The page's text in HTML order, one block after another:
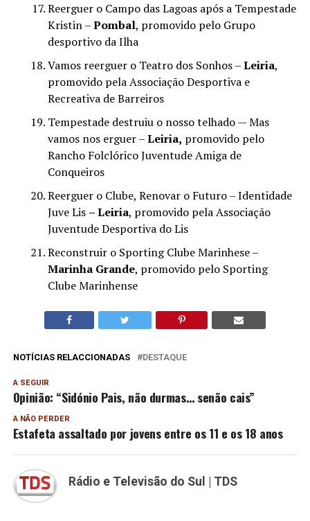
Reerguer o Campo das Lagoas após a Tempestade
Kristin –Pombal, promovido pelo Grupo
desportivo da Ilha
Vamos reerguer o Teatro dos Sonhos –Leiria,
promovido pela Associação Desportiva e
Recreativa de Barreiros
Tempestade destruiu o nosso telhado — Mas
vamos nos erguer –Leiria, promovido pelo
Rancho Folclórico Juventude Amiga de
Conqueiros
Reerguer o Clube, Renovar o Futuro – Identidade
Juve Lis – Leiria, promovido pela Associação
Juventude Desportiva do Lis
Reconstruir o Sporting Clube Marinhese –
Marinha Grande, promovido pelo Sporting
Clube Marinhense
NOTÍCIAS RELACCIONADAS DESTAQUE
A SEGUIR
Opinião: “Sidónio Pais, não durmas… senão cais”
A NÃO PERDER
Estafeta assaltado por jovens entre os 11 e os 18 anos
Rádio e Televisão do Sul | TDS